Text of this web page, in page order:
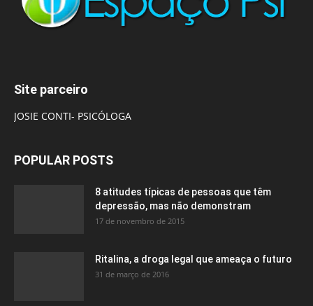
Site parceiro
JOSIE CONTI- PSICÓLOGA
POPULAR POSTS
8 atitudes típicas de pessoas que têm
depressão, mas não demonstram
17 de novembro de 2015
Ritalina, a droga legal que ameaça o futuro
31 de março de 2016